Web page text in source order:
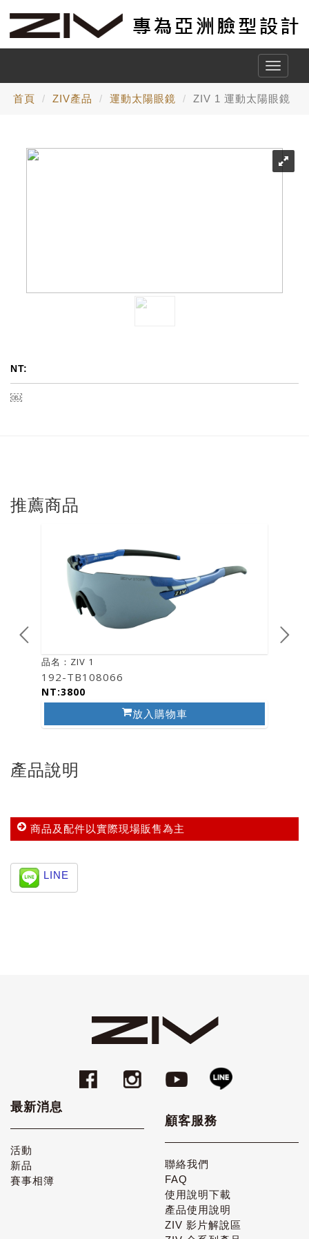
Toggle
首頁 ZIV產品 運動太陽眼鏡 ZIV 1 運動太陽眼鏡
NT:
￼
推薦商品
品名：ZIV 1
192-TB108066
NT:3800
放入購物車
產品說明
商品及配件以實際現場販售為主
LINE
最新消息
活動
新品
賽事相簿
顧客服務
聯絡我們
FAQ
使用說明下載
產品使用說明
ZIV 影片解說區